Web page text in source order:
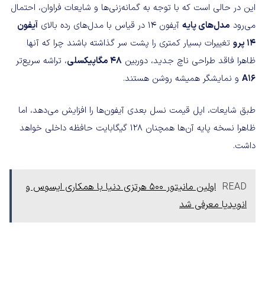
این در حالی است که با توجه به گمانه‌زنی‌ها و شایعات فراوان، احتمال
می‌رود مدل‌های پایه آیفون 14 در قیاس با مدل‌های رده بالای
آیفون
14 پرو
تغییرات بسیار کمتری را پشت سر گذاشته باشند چرا که آنها
ظاهرا فاقد طراحی ناچ جدید، دوربین 48 مگاپیکسلی
، تراشه سریع‌تر
A16 و نمایشگر همیشه روشن هستند.
طبق شایعات، اپل قیمت نسل بعدی آیفون‌ها را افزایش می‌دهد، اما
ظاهرا نسخه پایه آن‌ها همچنان 128 گیگابایت حافظه داخلی خواهد
داشت.
READ
اولین مانیتور 500 هرتزی دنیا با همکاری ایسوس و
انویدیا معرفی شد